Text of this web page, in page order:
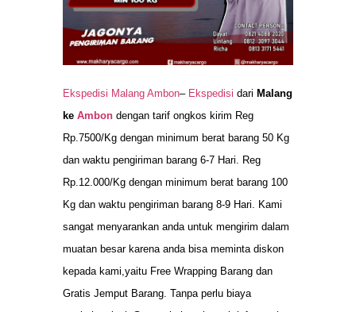
Ekspedisi Malang Ambon–Ekspedisi dari Malang
ke Ambon dengan tarif ongkos kirim Reg
Rp.7500/Kg dengan minimum berat barang 50 Kg
dan waktu pengiriman barang 6-7 Hari. Reg
Rp.12.000/Kg dengan minimum berat barang 100
Kg dan waktu pengiriman barang 8-9 Hari. Kami
sangat menyarankan anda untuk mengirim dalam
muatan besar karena anda bisa meminta diskon
kepada kami,yaitu Free Wrapping Barang dan
Gratis Jemput Barang. Tanpa perlu biaya